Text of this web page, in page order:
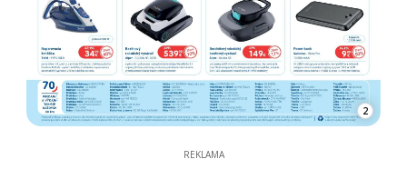
2
REKLAMA